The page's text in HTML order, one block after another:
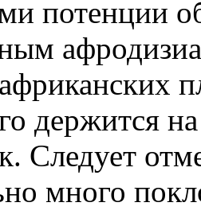
потенции
держится
Следует
много